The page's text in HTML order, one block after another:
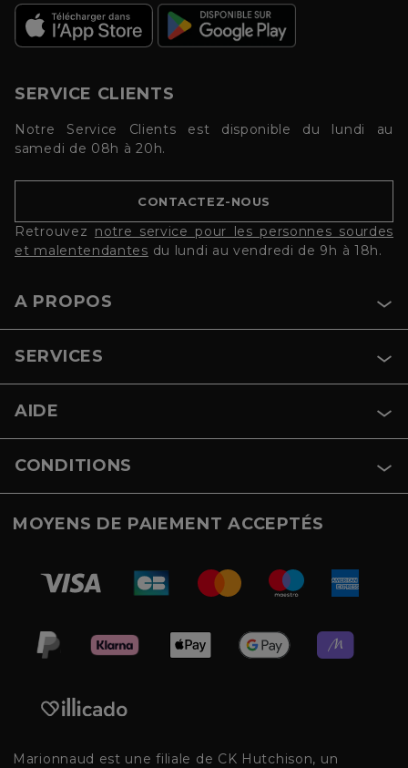
SERVICE CLIENTS
Notre Service Clients est disponible du lundi au
samedi de 08h à 20h.
CONTACTEZ-NOUS
Retrouvez notre service pour les personnes sourdes
et malentendantes du lundi au vendredi de 9h à 18h.
A PROPOS
SERVICES
AIDE
CONDITIONS
MOYENS DE PAIEMENT ACCEPTÉS
Marionnaud est une filiale de CK Hutchison, un